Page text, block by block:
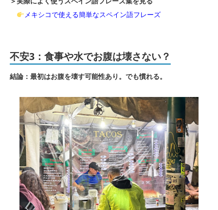
メキシコで使える簡単なスペイン語フレーズ
不安3：食事や水でお腹は壊さない？
結論：最初はお腹を壊す可能性あり。でも慣れる。